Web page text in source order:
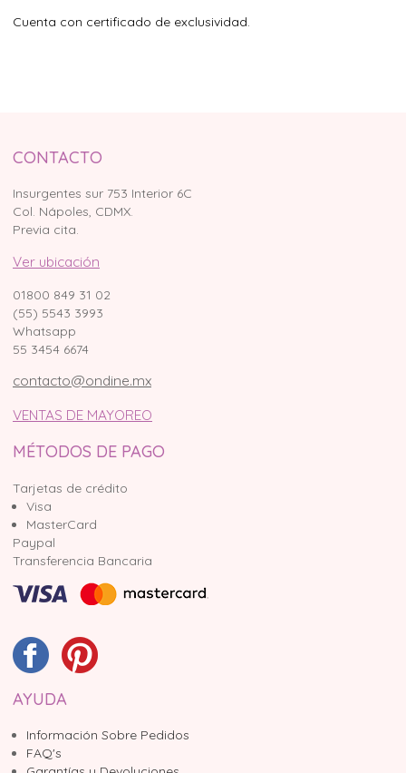
Cuenta con certificado de exclusividad.
CONTACTO
Insurgentes sur 753 Interior 6C
Col. Nápoles, CDMX.
Previa cita.
Ver ubicación
01800 849 31 02
(55) 5543 3993
Whatsapp
55 3454 6674
contacto@ondine.mx
VENTAS DE MAYOREO
MÉTODOS DE PAGO
Tarjetas de crédito
Visa
MasterCard
Paypal
Transferencia Bancaria
AYUDA
Información Sobre Pedidos
FAQ's